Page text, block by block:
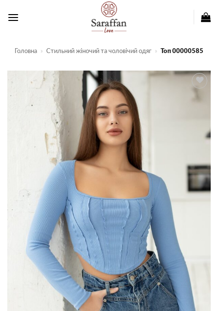
Головна » Стильний жіночий та чоловічий одяг » Топ 00000585